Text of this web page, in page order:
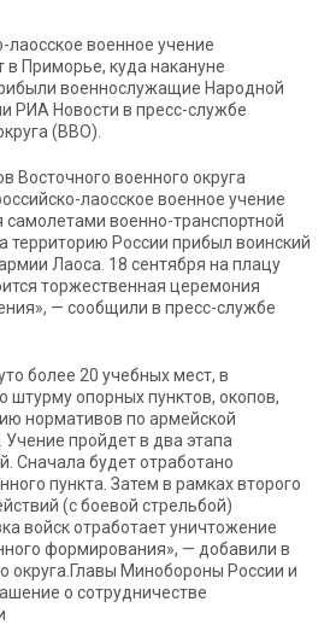
лаосское военное учение
в Приморье, куда накануне
военнослужащие Народной
РИА Новости в пресс-службе
(ВВО).
Восточного военного округа
лаосское военное учение
самолетами военно-транспортной
территорию России прибыл воинский
Лаоса. 18 сентября на плацу
торжественная церемония
— сообщили в пресс-службе
более 20 учебных мест, в
штурму опорных пунктов, окопов,
нормативов по армейской
Учение пройдет в два этапа
Сначала будет отработано
пункта. Затем в рамках второго
(с боевой стрельбой)
войск отработает уничтожение
формирования», — добавили в
округа.Главы Минобороны России и
о сотрудничестве